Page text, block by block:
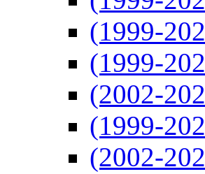
(1999-
(1999-
(2002-
(1999-
(2002-